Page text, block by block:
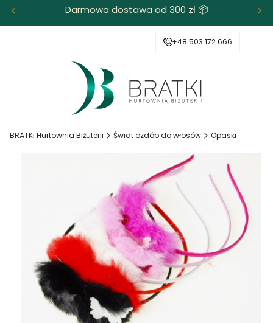
Darmowa dostawa od 300 zł 📦
+48 503 172 666
BRATKI Hurtownia Biżuterii Świat ozdób do włosów Opaski